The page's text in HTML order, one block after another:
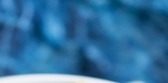
vì chúng ta sẽ không sửa dụng
5 – 8 phút sau đó cho tỏi băm vào
ráo, cho đậu xanh và dứa vào chảo